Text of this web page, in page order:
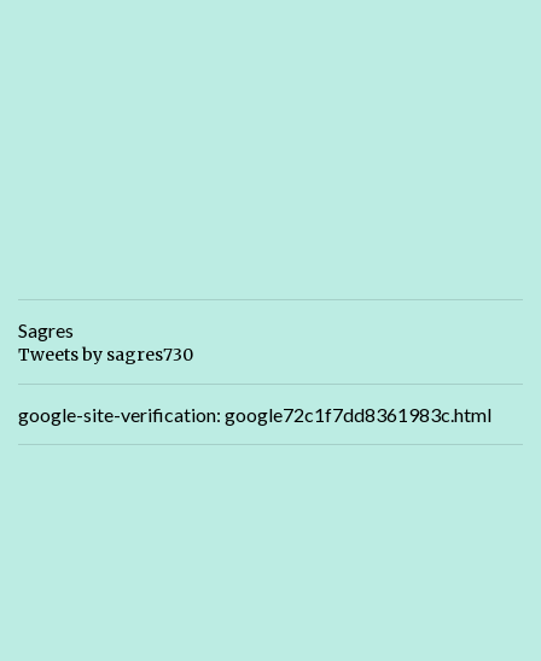
Sagres
Tweets by sagres730
google-site-verification: google72c1f7dd8361983c.html